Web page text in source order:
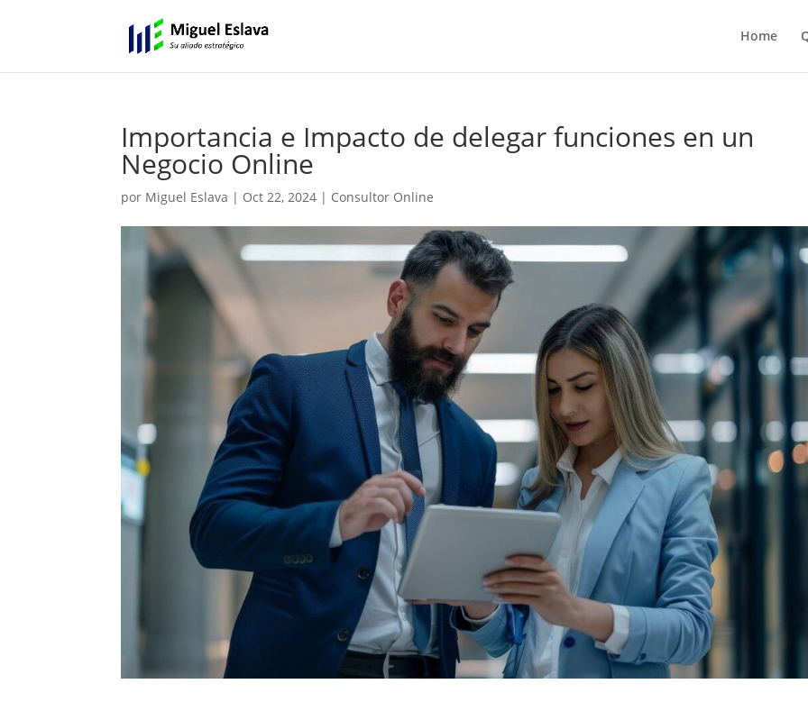
Home
Importancia e Impacto de delegar funciones en un
Negocio Online
por Miguel Eslava | Oct 22, 2024 | Consultor Online